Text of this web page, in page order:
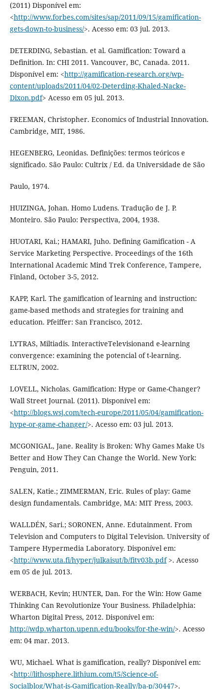
(2011) Disponível em:
<http://www.forbes.com/sites/sap/2011/09/15/gamification-
gets-down-to-business/>. Acesso em: 03 jul. 2013.
DETERDING, Sebastian. et al. Gamification: Toward a
Definition. In: CHI 2011. Vancouver, BC, Canada. 2011.
Disponível em: <http://gamification-research.org/wp-
content/uploads/2011/04/02-Deterding-Khaled-Nacke-
Dixon.pdf> Acesso em 05 jul. 2013.
FREEMAN, Christopher. Economics of Industrial Innovation.
Cambridge, MIT, 1986.
HEGENBERG, Leonidas. Definições: termos teóricos e
significado. São Paulo: Cultrix / Ed. da Universidade de São
Paulo, 1974.
HUIZINGA, Johan. Homo Ludens. Tradução de J. P.
Monteiro. São Paulo: Perspectiva, 2004, 1938.
HUOTARI, Kai.; HAMARI, Juho. Defining Gamification - A
Service Marketing Perspective. Proceedings of the 16th
International Academic Mind Trek Conference, Tampere,
Finland, October 3-5, 2012.
KAPP, Karl. The gamification of learning and instruction:
game-based methods and strategies for training and
education. Pfeiffer: San Francisco, 2012.
LYTRAS, Miltiadis. InteractiveTelevisionand e-learning
convergence: examining the potencial of t-learning.
ELTRUN, 2002.
LOVELL, Nicholas. Gamification: Hype or Game-Changer?
Wall Street Journal. (2011). Disponível em:
<http://blogs.wsj.com/tech-europe/2011/05/04/gamification-
hype-or-game-changer/>. Acesso em: 03 jul. 2013.
MCGONIGAL, Jane. Reality is Broken: Why Games Make Us
Better and How They Can Change the World. New York:
Penguin, 2011.
SALEN, Katie.; ZIMMERMAN, Eric. Rules of play: Game
design fundamentals. Cambridge, MA: MIT Press, 2003.
WALLDÉN, Sari.; SORONEN, Anne. Edutainment. From
Television and Computers to Digital Television. University of
Tampere Hypermedia Laboratory. Disponível em:
<http://www.uta.fi/hyper/julkaisut/b/fitv03b.pdf>. Acesso
em 05 de jul. 2013.
WERBACH, Kevin; HUNTER, Dan. For the Win: How Game
Thinking Can Revolutionize Your Business. Philadelphia:
Wharton Digital Press, 2012. Disponível em:
http://wdp.wharton.upenn.edu/books/for-the-win/>. Acesso
em: 04 mar. 2013.
WU, Michael. What is gamification, really? Disponível em:
<http://lithosphere.lithium.com/t5/Science-of-
Socialblog/What-is-Gamification-Really/ba-p/30447>.